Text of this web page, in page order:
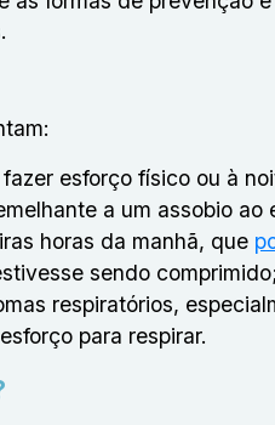
esforço físico ou à
a um assobio ao
horas da manhã, que
sendo comprimido;
respiratórios,
para respirar.